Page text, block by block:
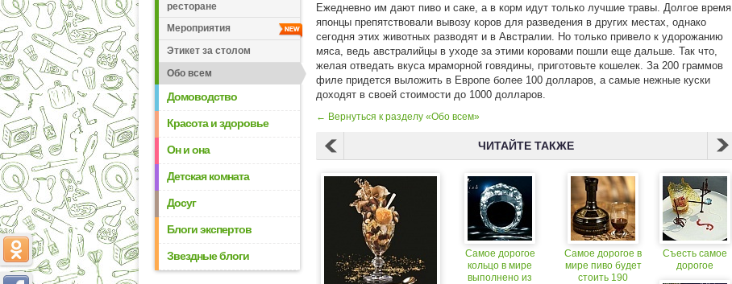
ресторане
Мероприятия
Этикет за столом
Обо всем
Домоводство
Красота и здоровье
Он и она
Детская комната
Досуг
Блоги экспертов
Звездные блоги
Ежедневно им дают пиво и саке, а в корм идут только лучшие травы. Долгое время
японцы препятствовали вывозу коров для разведения в других местах, однако
сегодня этих животных разводят и в Австралии. Но только привело к удорожанию
мяса, ведь австралийцы в уходе за этими коровами пошли еще дальше. Так что,
желая отведать вкуса мраморной говядины, приготовьте кошелек. За 200 граммов
филе придется выложить в Европе более 100 долларов, а самые нежные куски
доходят в своей стоимости до 1000 долларов.
← Вернуться к разделу «Обо всем»
ЧИТАЙТЕ ТАКЖЕ
Самое дорогое
кольцо в мире
выполнено из
Самое дорогое в
мире пиво будет
стоить 190
Съесть самое
дорогое